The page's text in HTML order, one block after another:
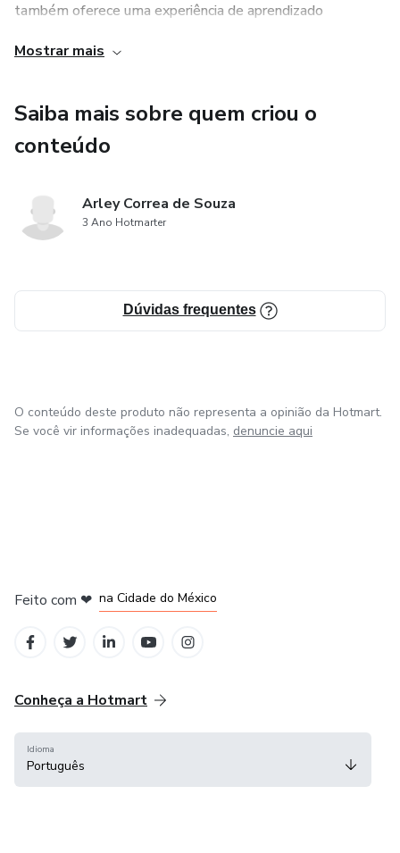
também oferece uma experiência de aprendizado
como jogos, quebra-cabeças e quizzes, as crianças e jovens
aprendizado sobre a preservação ambiental. Isso torna o
aprendizado mais dinâmico e envolvente, estimulando o
Mostrar mais
Saiba mais sobre quem criou o
conteúdo
Arley Correa de Souza
3 Ano Hotmarter
Dúvidas frequentes
O conteúdo deste produto não representa a opinião da Hotmart.
Se você vir informações inadequadas, denuncie aqui
Feito com ❤ na Cidade do México
Conheça a Hotmart
Idioma
Português